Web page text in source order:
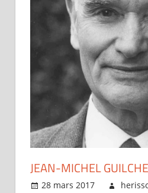
JEAN-MICHEL
28 mars 2017